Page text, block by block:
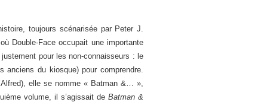
toujours scénarisée par Peter J.
Double-Face occupait une importante
pour les non-connaisseurs : le
du kiosque) pour comprendre.
elle se nomme « Batman &… »,
volume, il s’agissait de Batman &